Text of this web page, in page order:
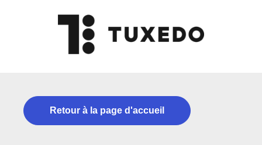
Retour à la page d'accueil